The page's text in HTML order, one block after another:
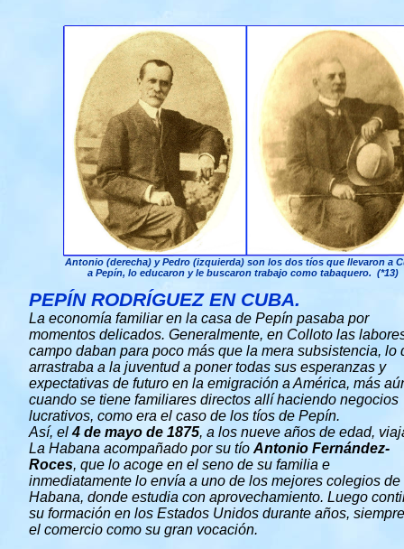
Antonio (derecha) y Pedro (izquierda) son los dos tíos que llevaron a
a Pepín, lo educaron y le buscaron trabajo como tabaquero. (*13)
PEPÍN RODRÍGUEZ EN CUBA.
La economía familiar en la casa de Pepín pasaba por
momentos delicados. Generalmente, en Colloto las
campo daban para poco más que la mera subsistencia, lo
arrastraba a la juventud a poner todas sus esperanzas y
expectativas de futuro en la emigración a América, más
cuando se tiene familiares directos allí haciendo negocios
lucrativos, como era el caso de los tíos de Pepín.
Así, el4 de mayo de 1875, a los nueve años de edad,
La Habana acompañado por su tío Antonio Fernández-
Roces, que lo acoge en el seno de su familia e
inmediatamente lo envía a uno de los mejores colegios de
Habana, donde estudia con aprovechamiento. Luego
su formación en los Estados Unidos durante años,
el comercio como su gran vocación.